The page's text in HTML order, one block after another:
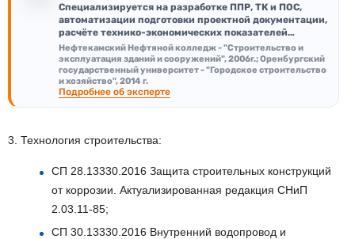
Специализируется на разработке ППР, ТК и ПОС,
автоматизации подготовки проектной документации,
расчёте технико-экономических показателей…
Нефтекамский Нефтяной колледж - "Строительство и
эксплуатация зданий и сооружений", 2006г.; Оренбургский
государственный университет - "Городское строительство
и хозяйство", 2014 г.
Подробнее об эксперте
3. Технология строительства:
СП 28.13330.2016 Защита строительных конструкций
от коррозии. Актуализированная редакция СНиП
2.03.11-85;
СП 30.13330.2016 Внутренний водопровод и